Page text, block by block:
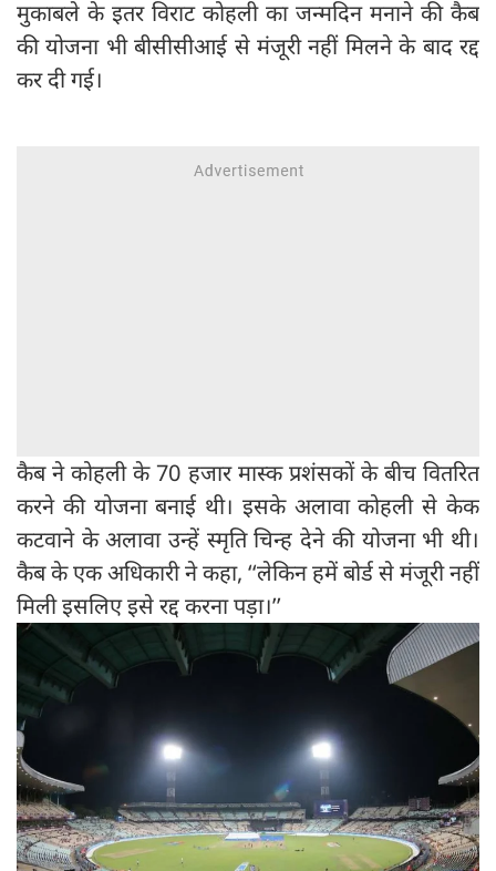
मुकाबले के इतर विराट कोहली का जन्मदिन मनाने की कैब
की योजना भी बीसीसीआई से मंजूरी नहीं मिलने के बाद रद्द
कर दी गई।
कैब ने कोहली के 70 हजार मास्क प्रशंसकों के बीच वितरित
करने की योजना बनाई थी। इसके अलावा कोहली से केक
कटवाने के अलावा उन्हें स्मृति चिन्ह देने की योजना भी थी।
कैब के एक अधिकारी ने कहा, ‘‘लेकिन हमें बोर्ड से मंजूरी नहीं
मिली इसलिए इसे रद्द करना पड़ा।’’